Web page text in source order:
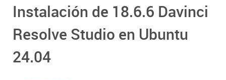
Instalación de 18.6.6 Davinci
Resolve Studio en Ubuntu
24.04